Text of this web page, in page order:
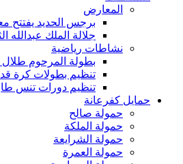
المعارض
برجس الحديد يفتتح
جلالة الملك عبدالله
نشاطات رياضية
بطولة المرحوم
تنظيم بطولات كرة قدم
تنظيم دورات تنس طاوله
حمايل كفرعانة
حمولة صالح
حمولة الملكة
حمولة الشرايعة
حمولة العمرة